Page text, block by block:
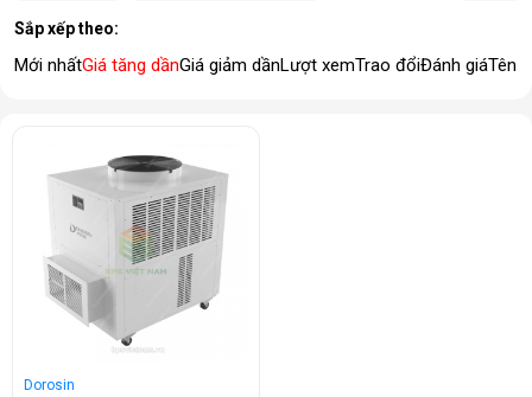
Sắp xếp theo:
Mới nhấtGiá tăng dầnGiá giảm dầnLượt xemTrao đổiĐánh giáTên
Dorosin